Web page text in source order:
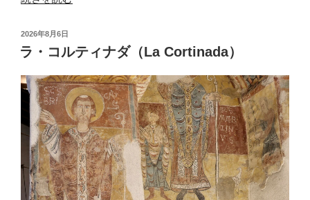
ネ
ス
の
投
稿
日:
2026年8月6日
ラ・コルティナダ（La Cortinada）